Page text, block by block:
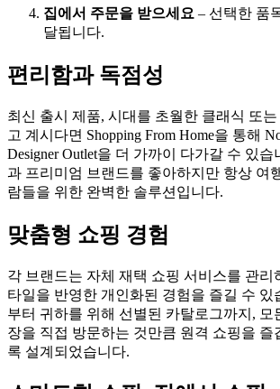
집에서 주문을 받으세요 – 선택한 품
달됩니다.
편리함과 독점성
최신 출시 제품, 시대를 초월한 클래식 또
고 계시다면 Shopping From Home을 통해
Designer Outlet을 더 가까이 다가갈 수 있습
과 프리미엄 브랜드를 좋아하지만 항상 여
람들을 위한 완벽한 솔루션입니다.
맞춤형 쇼핑 경험
각 브랜드는 자체 재택 쇼핑 서비스를 관리
타일을 반영한 개인화된 경험을 즐길 수 있
부터 귀하를 위해 선별된 카탈로그까지, 모
장을 직접 방문하는 것만큼 원격 쇼핑을 즐
록 설계되었습니다.